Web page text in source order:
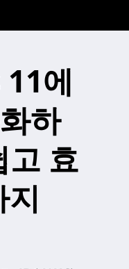
에
하
고 효